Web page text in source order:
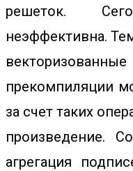
решеток.
неэффективна.
прекомпиляции
за счет таких
произведение.
агрегация